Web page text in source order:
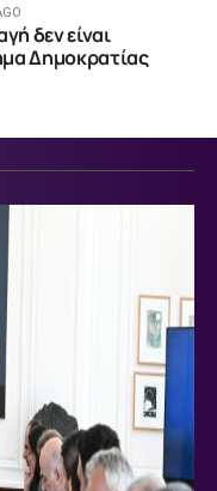
δεν είναι
Δημοκρατίας